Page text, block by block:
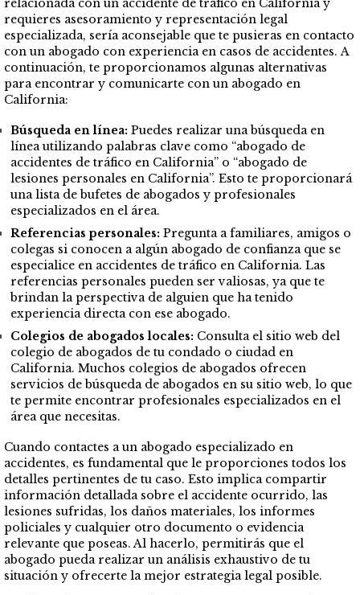
relacionada con un accidente de tráfico en California y
requieres asesoramiento y representación legal
especializada, sería aconsejable que te pusieras en contacto
con un abogado con experiencia en casos de accidentes. A
continuación, te proporcionamos algunas alternativas
para encontrar y comunicarte con un abogado en
California:
Búsqueda en línea: Puedes realizar una búsqueda en
línea utilizando palabras clave como “abogado de
accidentes de tráfico en California” o “abogado de
lesiones personales en California”. Esto te proporcionará
una lista de bufetes de abogados y profesionales
especializados en el área.
Referencias personales: Pregunta a familiares, amigos o
colegas si conocen a algún abogado de confianza que se
especialice en accidentes de tráfico en California. Las
referencias personales pueden ser valiosas, ya que te
brindan la perspectiva de alguien que ha tenido
experiencia directa con ese abogado.
Colegios de abogados locales: Consulta el sitio web del
colegio de abogados de tu condado o ciudad en
California. Muchos colegios de abogados ofrecen
servicios de búsqueda de abogados en su sitio web, lo que
te permite encontrar profesionales especializados en el
área que necesitas.
Cuando contactes a un abogado especializado en
accidentes, es fundamental que le proporciones todos los
detalles pertinentes de tu caso. Esto implica compartir
información detallada sobre el accidente ocurrido, las
lesiones sufridas, los daños materiales, los informes
policiales y cualquier otro documento o evidencia
relevante que poseas. Al hacerlo, permitirás que el
abogado pueda realizar un análisis exhaustivo de tu
situación y ofrecerte la mejor estrategia legal posible.